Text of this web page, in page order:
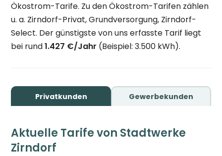
Ökostrom-Tarife. Zu den Ökostrom-Tarifen zählen
u. a. Zirndorf-Privat, Grundversorgung, Zirndorf-
Select. Der günstigste von uns erfasste Tarif liegt
bei rund1.427 €/Jahr (Beispiel: 3.500 kWh).
Privatkunden Gewerbekunden
Aktuelle Tarife von Stadtwerke
Zirndorf